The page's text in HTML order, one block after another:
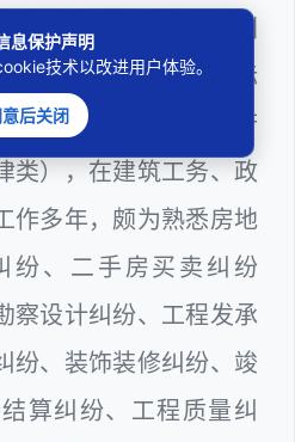
现（或曾）兼任深圳
职律师、建设工程定标
府听证员、深圳市政府
类），在建筑工务、政
作多年，颇为熟悉房地
纷、二手房买卖纠纷
察设计纠纷、工程发承
纷、装饰装修纠纷、竣
算纠纷、工程质量纠
息保护声明
技术以改进用户体验。
意后关闭